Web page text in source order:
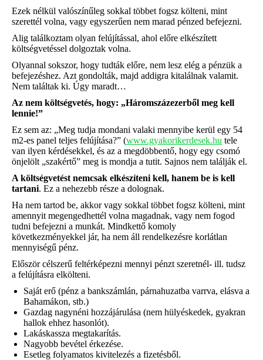
Ezek nélkül valószínűleg sokkal többet fogsz költeni, mint
szerettél volna, vagy egyszerűen nem marad pénzed befejezni.
Alig találkoztam olyan felújítással, ahol előre elkészített
költségvetéssel dolgoztak volna.
Olyannal sokszor, hogy tudták előre, nem lesz elég a pénzük a
befejezéshez. Azt gondolták, majd addigra kitalálnak valamit.
Nem találtak ki. Úgy maradt…
Az nem költségvetés, hogy: „Háromszázezerből meg kell
lennie!”
Ez sem az: „Meg tudja mondani valaki mennyibe kerül egy 54
m2-es panel teljes felújítása?” (www.gyakorikerdesek.hu tele
van ilyen kérdésekkel, és az a megdöbbentő, hogy egy csomó
önjelölt „szakértő” meg is mondja a tutit. Sajnos nem találják el.
A költségvetést nemcsak elkészíteni kell, hanem be is kell
tartani. Ez a nehezebb része a dolognak.
Ha nem tartod be, akkor vagy sokkal többet fogsz költeni, mint
amennyit megengedhettél volna magadnak, vagy nem fogod
tudni befejezni a munkát. Mindkettő komoly
következményekkel jár, ha nem áll rendelkezésre korlátlan
mennyiségű pénz.
Először célszerű feltérképezni mennyi pénzt szeretnél- ill. tudsz
a felújításra elkölteni.
Saját erő (pénz a bankszámlán, párnahuzatba varrva, elásva a
Bahamákon, stb.)
Gazdag nagynéni hozzájárulása (nem hülyéskedek, gyakran
hallok ehhez hasonlót).
Lakáskassza megtakarítás.
Nagyobb bevétel érkezése.
Esetleg folyamatos kivitelezés a fizetésből.